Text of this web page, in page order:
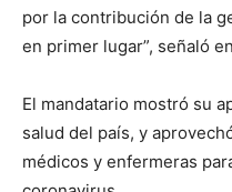
por la contribución de la
en primer lugar”, señaló
El mandatario mostró su
salud del país, y
médicos y enfermeras